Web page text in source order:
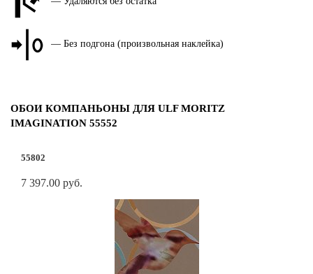
— Без подгона (произвольная наклейка)
ОБОИ КОМПАНЬОНЫ ДЛЯ ULF MORITZ
IMAGINATION 55552
55802
7 397.00 руб.